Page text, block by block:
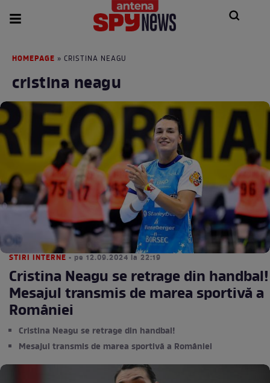
HOMEPAGE » CRISTINA NEAGU
cristina neagu
STIRI INTERNE • pe 12.09.2024 la 22:19
Cristina Neagu se retrage din handbal!
Mesajul transmis de marea sportivă a
României
Cristina Neagu se retrage din handbal!
Mesajul transmis de marea sportivă a României